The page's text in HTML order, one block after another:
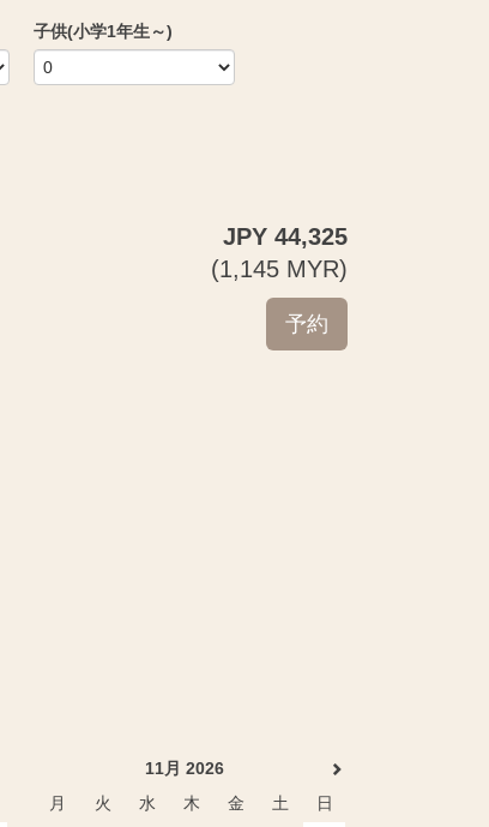
子供(小学1年生～)
JPY 44,325
(1,145 MYR)
11月 2026
月
火 水 木 金 土
日